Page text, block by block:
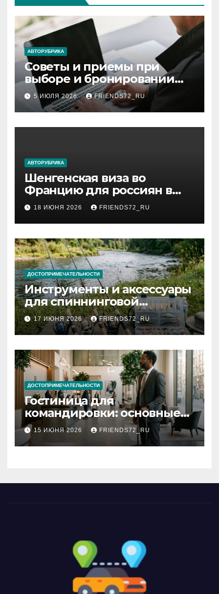
АВТОРУБРИКА
Советы и приемы при
выборе и бронировании
авиабилетов
5 ИЮЛЯ 2026 FRIENDS72_RU
АВТОРУБРИКА
Шенгенская виза во
Францию для россиян в
2026 году: сроки от 3 дней
и список необходимых
документов
18 ИЮНЯ 2026 FRIENDS72_RU
ДОСТОПРИМЕЧАТЕЛЬНОСТИ
Инструменты и аксессуары
для спиннинговой
рыбалки: назначение и
типы
17 ИЮНЯ 2026 FRIENDS72_RU
ДОСТОПРИМЕЧАТЕЛЬНОСТИ
Гостиница для
командировки: основные
критерии выбора
15 ИЮНЯ 2026 FRIENDS72_RU